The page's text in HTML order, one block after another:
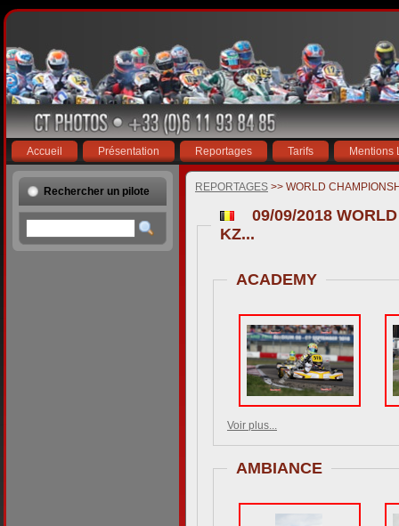
Accueil Présentation Reportages Tarifs Mentions
Rechercher un pilote REPORTAGES >> WORLD
09/09/2018
KZ...
ACADEMY
Voir plus...
AMBIANCE